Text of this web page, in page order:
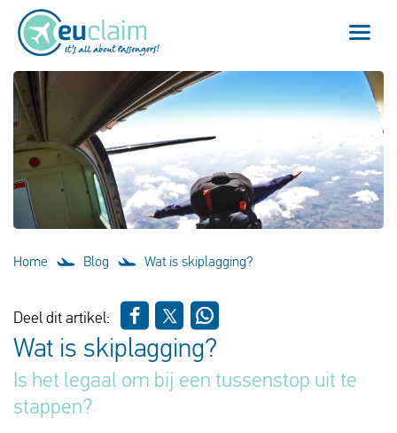
Vluchtproblemen
Nederlands
Vlucht vertraagd
Vlucht geannuleerd
Onze service
Home Blog Wat is skiplagging?
Deel dit artikel:
Wat is skiplagging?
Is het legaal om bij een tussenstop uit te
stappen?